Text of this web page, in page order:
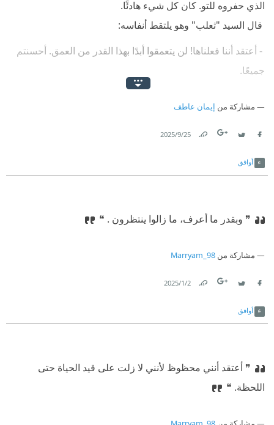
الذي حفروه للتو. كان كل شيء هادئًا. ‏
‫ ‏قال السيد "ثعلب" وهو يلتقط أنفاسه: ‏
‫ ‏- أعتقد أننا فعلناها! لن يتعمقوا أبدًا بهذا القدر من العمق. أحسنتم
جميعًا.‏
لأطفالها:‏
‫ ‏- أود أن تعلموا أنه لولا والدكم لكنا جميعًا قد ماتنا الآن. والدكم
ثعلب ذكي ورائع.‏
مشاركة من إيمان عاطف
25‏/9‏/2025
أوافق
❞ وبقدر ما أعرف، ما زالوا ينتظرون ‏. ❝
مشاركة من Marryam_98
2‏/1‏/2025
أوافق
❞ أعتقد أنني محظوظ لأنني لا زلت على قيد الحياة حتى
اللحظة. ❝